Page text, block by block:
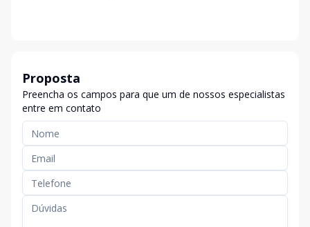
Proposta
Preencha os campos para que um de nossos especialistas
entre em contato